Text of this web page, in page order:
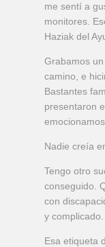
me sentí a
monitores.
Haziak del
Grabamos
camino, e
Bastantes
presentaron
Nadie creía
Tengo otro
conseguido.
con
y complicado.
Esa etiqueta